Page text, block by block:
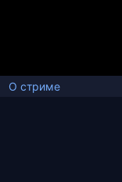
О стриме